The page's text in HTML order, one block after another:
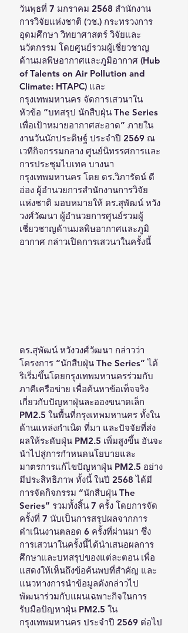
วันพุธที่ 7 มกราคม 2568 สำนักงาน
การวิจัยแห่งชาติ (วช.) กระทรวงการ
อุดมศึกษา วิทยาศาสตร์ วิจัยและ
นวัตกรรม โดยศูนย์รวมผู้เชี่ยวชาญ
ด้านมลพิษอากาศและภูมิอากาศ (Hub
of Talents on Air Pollution and
Climate: HTAPC) และ
กรุงเทพมหานคร จัดการเสวนาใน
หัวข้อ “บทสรุป นักสืบฝุ่น The Series
เพื่อเป้าหมายอากาศสะอาด” ภายใน
งานวันนักประดิษฐ์ ประจำปี 2569 ณ
เวทีกิจกรรมกลาง ศูนย์นิทรรศการและ
การประชุมไบเทค บางนา
กรุงเทพมหานคร โดย ดร.วิภารัตน์ ดี
อ่อง ผู้อำนวยการสำนักงานการวิจัย
แห่งชาติ มอบหมายให้ ดร.สุพัฒน์ หวัง
วงศ์วัฒนา ผู้อำนวยการศูนย์รวมผู้
เชี่ยวชาญด้านมลพิษอากาศและภูมิ
อากาศ กล่าวเปิดการเสวนาในครั้งนี้
ดร.สุพัฒน์ หวังวงศ์วัฒนา กล่าวว่า
โครงการ “นักสืบฝุ่น The Series” ได้
ริเริ่มขึ้นโดยกรุงเทพมหานครร่วมกับ
ภาคีเครือข่าย เพื่อค้นหาข้อเท็จจริง
เกี่ยวกับปัญหาฝุ่นละอองขนาดเล็ก
PM2.5 ในพื้นที่กรุงเทพมหานคร ทั้งใน
ด้านแหล่งกำเนิด ที่มา และปัจจัยที่ส่ง
ผลให้ระดับฝุ่น PM2.5 เพิ่มสูงขึ้น อันจะ
นำไปสู่การกำหนดนโยบายและ
มาตรการแก้ไขปัญหาฝุ่น PM2.5 อย่าง
มีประสิทธิภาพ ทั้งนี้ ในปี 2568 ได้มี
การจัดกิจกรรม “นักสืบฝุ่น The
Series” รวมทั้งสิ้น 7 ครั้ง โดยการจัด
ครั้งที่ 7 นับเป็นการสรุปผลจากการ
ดำเนินงานตลอด 6 ครั้งที่ผ่านมา ซึ่ง
การเสวนาในครั้งนี้ได้นำเสนอผลการ
ศึกษาและบทสรุปของแต่ละตอน เพื่อ
แสดงให้เห็นถึงข้อค้นพบที่สำคัญ และ
แนวทางการนำข้อมูลดังกล่าวไป
พัฒนาร่วมกับแผนเฉพาะกิจในการ
รับมือปัญหาฝุ่น PM2.5 ใน
กรุงเทพมหานคร ประจำปี 2569 ต่อไป